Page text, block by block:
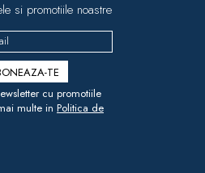
si promotiile noastre
cu promotiile
multe in Politica de